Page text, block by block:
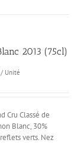
2013 (75cl)
/ Unité
Cru Classé de
Blanc, 30%
verts. Nez